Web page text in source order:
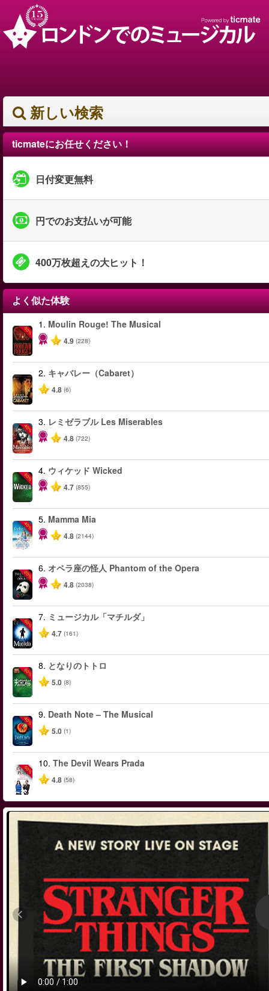
新しい検索
ticmateにお任せください！
日付変更無料
円でのお支払いが可能
400万枚超えの大ヒット！
よく似た体験
-50%
1. Moulin Rouge! The Musical
4.9 (228)
2. キャバレー（Cabaret）
4.8 (6)
-40%
3. レミゼラブル Les Miserables
4.8 (722)
-50%
4. ウィケッド Wicked
4.7 (855)
-40%
5. Mamma Mia
4.8 (2144)
-20%
6. オペラ座の怪人 Phantom of the Opera
4.8 (2038)
-50%
7. ミュージカル「マチルダ」
4.7 (161)
-50%
8. となりのトトロ
5.0 (8)
-40%
9. Death Note – The Musical
5.0 (1)
-50%
10. The Devil Wears Prada
4.8 (58)